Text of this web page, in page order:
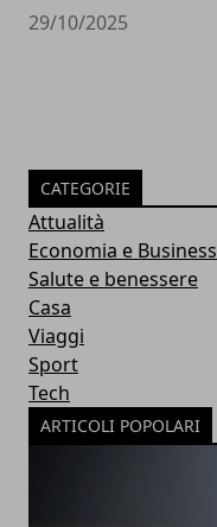
29/10/2025
CATEGORIE
Attualità
Economia e Business
Salute e benessere
Casa
Viaggi
Sport
Tech
ARTICOLI POPOLARI